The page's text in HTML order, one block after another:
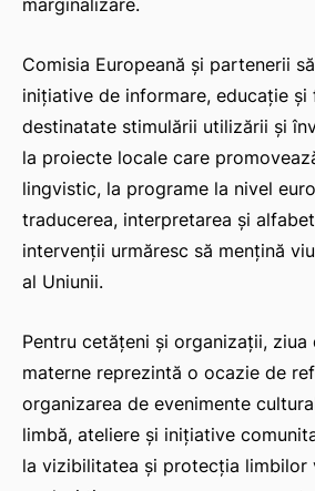
marginalizare.
Comisia Europeană și partenerii
inițiative de informare, educație și
destinatate stimulării utilizării și
la proiecte locale care
lingvistic, la programe la nivel
traducerea, interpretarea și
intervenții urmăresc să mențină
al Uniunii.
Pentru cetățeni și organizații,
materne reprezintă o ocazie de
organizarea de evenimente
limbă, ateliere și inițiative
la vizibilitatea și protecția limbilor